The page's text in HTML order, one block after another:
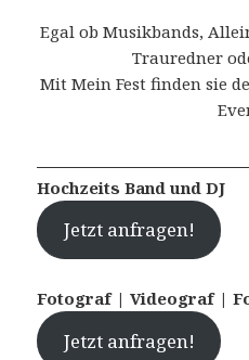
Egal ob Musikbands,
Trauredner
Mit Mein Fest finden sie
Hochzeits Band und DJ
Jetzt anfragen!
Fotograf | Videograf |
Jetzt anfragen!